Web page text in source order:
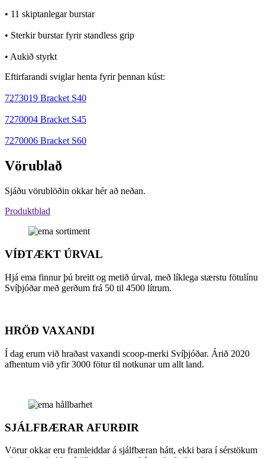
• 11 skiptanlegar burstar
• Sterkir burstar fyrir standless grip
• Aukið styrkt
Eftirfarandi sviglar henta fyrir þennan kúst:
7273019 Bracket S40
7270004 Bracket S45
7270006 Bracket S60
Vörublað
Sjáðu vörublöðin okkar hér að neðan.
Produktblad
VÍÐTÆKT ÚRVAL
Hjá ema finnur þú breitt og metið úrval, með líklega stærstu fötulínu
Svíþjóðar með gerðum frá 50 til 4500 lítrum.
HRÖÐ VAXANDI
Í dag erum við hraðast vaxandi scoop-merki Svíþjóðar. Árið 2020
afhentum við yfir 3000 fötur til notkunar um allt land.
SJÁLFBÆRAR AFURÐIR
Vörur okkar eru framleiddar á sjálfbæran hátt, ekki bara í sérstökum